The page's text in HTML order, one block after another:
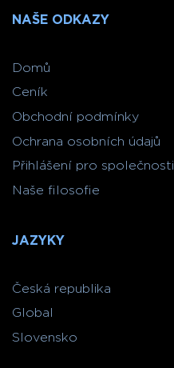
NAŠE ODKAZY
Domů
Ceník
Obchodní podmínky
Ochrana osobních údajů
Přihlášení pro společnosti
Naše filosofie
JAZYKY
Česká republika
Global
Slovensko